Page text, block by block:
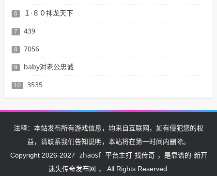
6 １·８０神龙天下
7 439
8 7056
9 baby对老公忠诚
10 3535
注释：本站发布所有游戏信息，均来自互联网，如有侵犯您的权
益，请联系我们告知说明，本站将在第一时间内删除。
Copyright 2026-2027
zhaosf 平台主打 找传奇 ，是靠谱的 新开
迷失传奇发布网 ， All Rights Reserved.